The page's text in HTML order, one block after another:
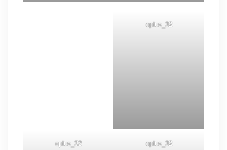
oplus_32
oplus_32 oplus_32